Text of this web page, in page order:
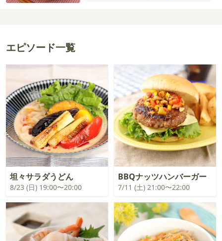
エピソード一覧
坦々サラダうどん
8/23 (日) 19:00〜20:00
BBQナッツハンバーガー
7/11 (土) 21:00〜22:00